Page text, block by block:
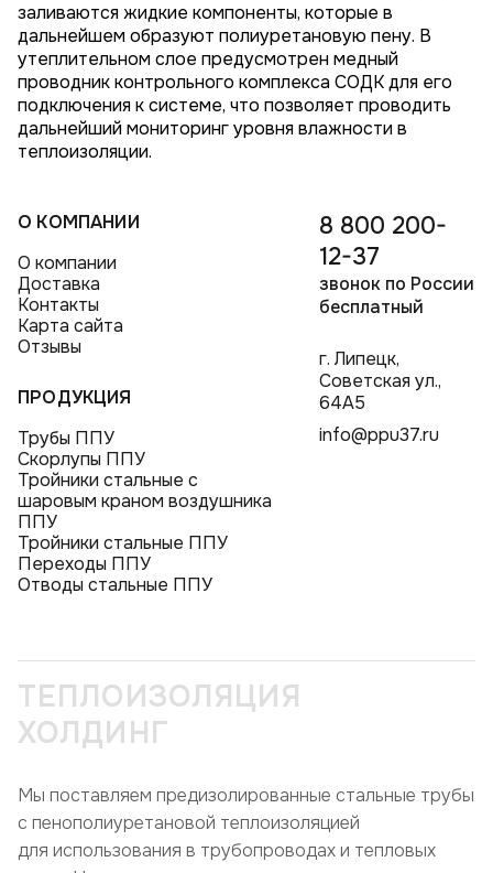
заливаются жидкие компоненты, которые в
дальнейшем образуют полиуретановую пену. В
утеплительном слое предусмотрен медный
проводник контрольного комплекса СОДК для его
подключения к системе, что позволяет проводить
дальнейший мониторинг уровня влажности в
теплоизоляции.
О КОМПАНИИ
О компании
Доставка
Контакты
Карта сайта
Отзывы
ПРОДУКЦИЯ
Трубы ППУ
Скорлупы ППУ
Тройники стальные с
шаровым краном воздушника
ППУ
Тройники стальные ППУ
Переходы ППУ
Отводы стальные ППУ
8 800 200-
12-37
звонок по России
бесплатный
г. Липецк,
Советская ул.,
64А5
info@ppu37.ru
ТЕПЛОИЗОЛЯЦИЯ
ХОЛДИНГ
Мы поставляем предизолированные стальные трубы
с пенополиуретановой теплоизоляцией
для использования в трубопроводах и тепловых